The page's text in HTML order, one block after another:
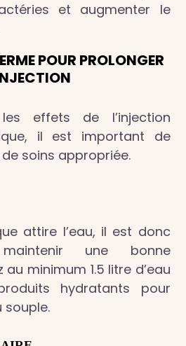
et augmenter le
POUR PROLONGER
effets de l’injection
il est important de
soins appropriée.
attire l’eau, il est donc
une bonne
minimum 1.5 litre d’eau
hydratants pour
souple.